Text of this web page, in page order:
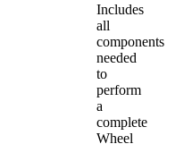
Includes
all
components
needed
to
perform
a
complete
Wheel